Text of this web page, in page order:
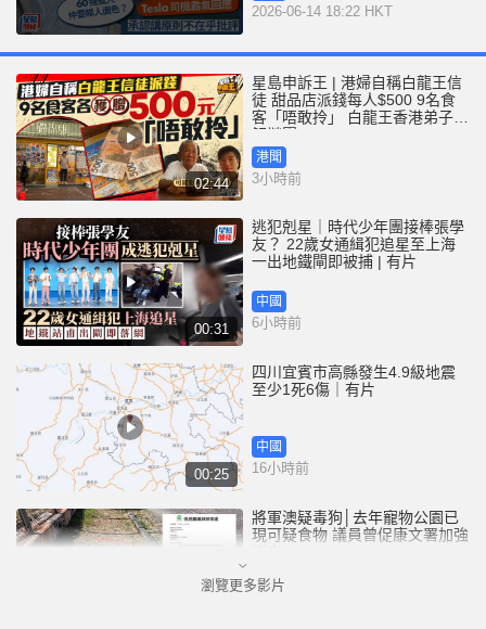
2026-06-14 18:22 HKT
02:44
星島申訴王 | 港婦自稱白龍王信
徒 甜品店派錢每人$500 9名食
客「唔敢拎」 白龍王香港弟子親
解謎團
港聞
3小時前
00:31
逃犯剋星｜時代少年團接棒張學
友？ 22歲女通緝犯追星至上海
一出地鐵閘即被捕 | 有片
中國
6小時前
00:25
四川宜賓市高縣發生4.9級地震
至少1死6傷｜有片
中國
16小時前
將軍澳疑毒狗│去年寵物公園已
現可疑食物 議員曾促康文署加強
港聞
瀏覽更多影片